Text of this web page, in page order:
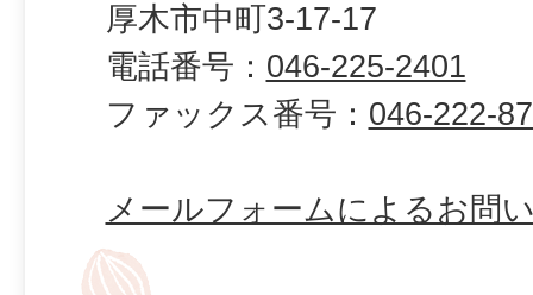
厚木市中町3-17-17
電話番号： 046-225-2401
ファックス番号： 046-222-
メールフォームによるお問